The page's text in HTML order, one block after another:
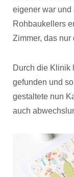
eigener war und
Rohbaukellers
Zimmer, das nur
Durch die Klinik
gefunden und
gestaltete nun
auch